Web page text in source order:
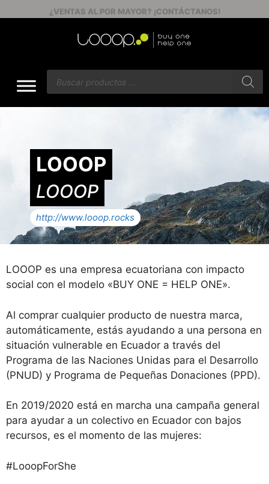
¿VENTAS AL POR MAYOR? ¡CONTÁCTANOS!
LOOOP
LOOOP
http://www.looop.rocks
LOOOP es una empresa ecuatoriana con impacto
social con el modelo «BUY ONE = HELP ONE».
Al comprar cualquier producto de nuestra marca,
automáticamente, estás ayudando a una persona en
situación vulnerable en Ecuador a través del
Programa de las Naciones Unidas para el Desarrollo
(PNUD) y Programa de Pequeñas Donaciones (PPD).
En 2019/2020 está en marcha una campaña general
para ayudar a un colectivo en Ecuador con bajos
recursos, es el momento de las mujeres:
#LooopForShe